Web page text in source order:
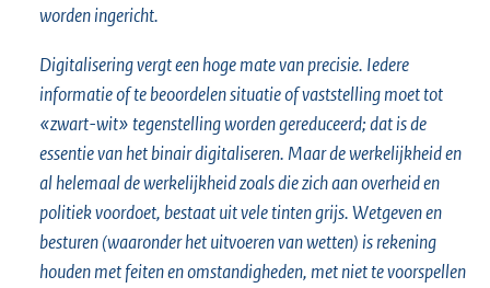
worden ingericht.
Digitalisering vergt een hoge mate van precisie. Iedere
informatie of te beoordelen situatie of vaststelling moet tot
«zwart-wit» tegenstelling worden gereduceerd; dat is de
essentie van het binair digitaliseren. Maar de werkelijkheid en
al helemaal de werkelijkheid zoals die zich aan overheid en
politiek voordoet, bestaat uit vele tinten grijs. Wetgeven en
besturen (waaronder het uitvoeren van wetten) is rekening
houden met feiten en omstandigheden, met niet te voorspellen